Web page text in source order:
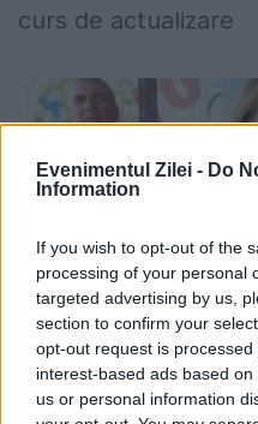
Evenimentul Zilei - Do
Information
If you wish to opt-out of the
processing of your personal
targeted advertising by us,
section to confirm your
opt-out request is
interest-based ads based
us or personal information
curs de actualizare
Stenograme